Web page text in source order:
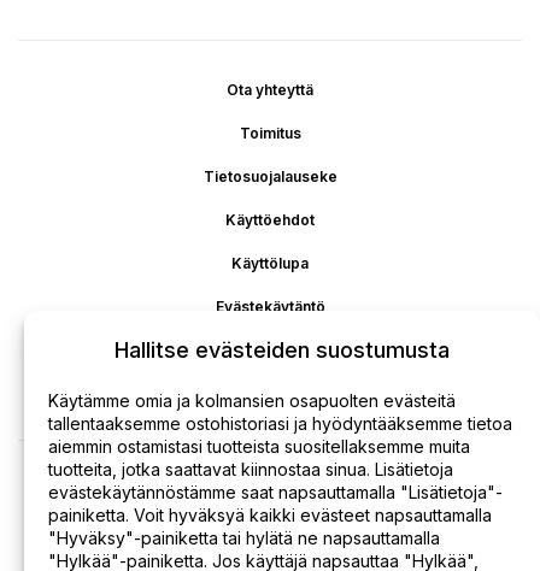
Ota yhteyttä
Toimitus
Tietosuojalauseke
Käyttöehdot
Käyttölupa
Evästekäytäntö
Vastuuvapaus
Maksun palautus
Hallitse evästeiden suostumusta
Käytämme omia ja kolmansien osapuolten evästeitä
tallentaaksemme ostohistoriasi ja hyödyntääksemme tietoa
aiemmin ostamistasi tuotteista suositellaksemme muita
tuotteita, jotka saattavat kiinnostaa sinua. Lisätietoja
evästekäytännöstämme saat napsauttamalla "Lisätietoja"-
painiketta. Voit hyväksyä kaikki evästeet napsauttamalla
"Hyväksy"-painiketta tai hylätä ne napsauttamalla
"Hylkää"-painiketta. Jos käyttäjä napsauttaa "Hylkää",